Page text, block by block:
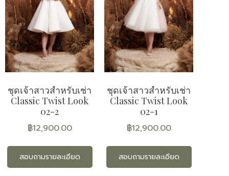
ชุดเจ้าสาวสำหรับเช่า
Classic Twist Look
02-2
฿12,900.00
สอบถามรายละเอียด
ชุดเจ้าสาวสำหรับเช่า
Classic Twist Look
02-1
฿12,900.00
สอบถามรายละเอียด